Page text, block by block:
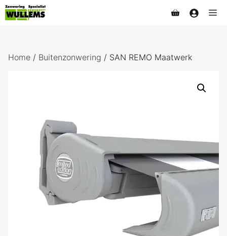
Ga
naar
Home / Buitenzonwering / SAN REMO Maatwerk